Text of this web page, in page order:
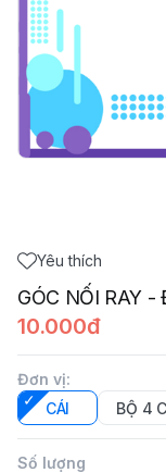
Yêu thích
GÓC NỐI RAY -
10.000đ
Đơn vị:
CÁI
BỘ 4
Số lượng